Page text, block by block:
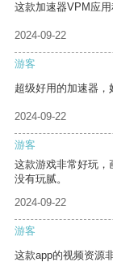
这款加速器VPM应
2024-09-22
游客
超级好用的加速器，
2024-09-22
游客
这款游戏非常好玩，
没有玩腻。
2024-09-22
游客
这款app的视频资源